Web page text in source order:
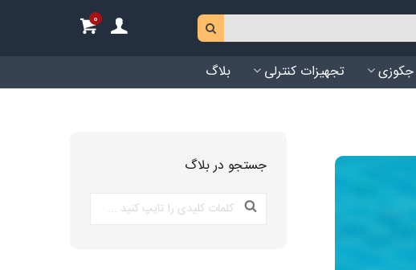
0
جکوزی تجهیزات کنترلی بلاگ
جستجو در بلاگ